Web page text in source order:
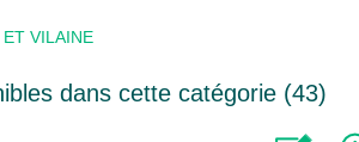
ET VILAINE
dans cette catégorie (43)